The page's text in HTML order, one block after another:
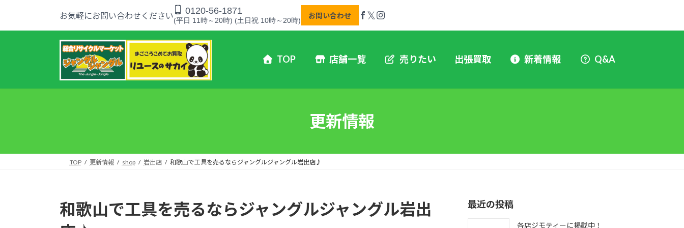
テ
キ
ゲ
に
お気軽にお問い合わせください 0120-56-1871
(平日 11時～20時) (土日祝 10時～20時)
お問い合わせ 𝕏
TOP 店舗一覧 売りたい 出張買取 新着情報 Q&A
更新情報
TOP 更新情報 shop 岩出店 和歌山で工具を売るならジャングルジャングル岩出店♪
和歌山で工具を売るならジャングルジャングル岩出
最近の投稿
各店ジモティーに掲載中！